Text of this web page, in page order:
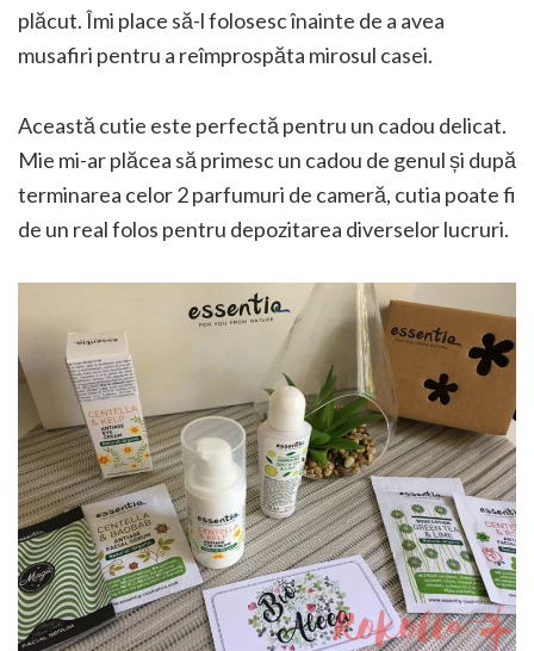
plăcut. Îmi place să-l folosesc înainte de a avea
musafiri pentru a reîmprospăta mirosul casei.
Această cutie este perfectă pentru un cadou delicat.
Mie mi-ar plăcea să primesc un cadou de genul și după
terminarea celor 2 parfumuri de cameră, cutia poate fi
de un real folos pentru depozitarea diverselor lucruri.